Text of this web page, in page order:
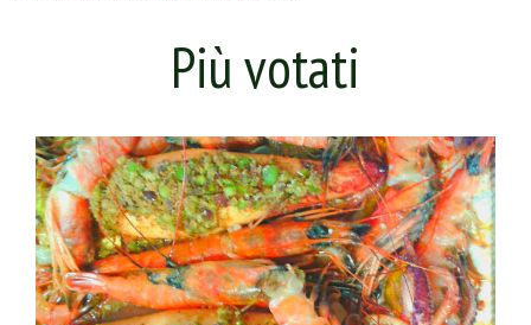
Più votati